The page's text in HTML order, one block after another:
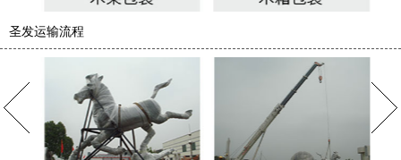
圣发运输流程